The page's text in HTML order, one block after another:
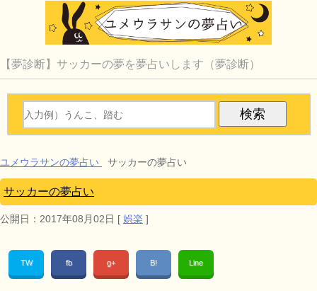
【夢診断】サッカーの夢を夢占いします（夢診断）
ユメウラサンの夢占い サッカーの夢占い
サッカーの夢占い
公開日： 2017年08月02日 [ 娯楽 ]
TW fb g+ B! Line